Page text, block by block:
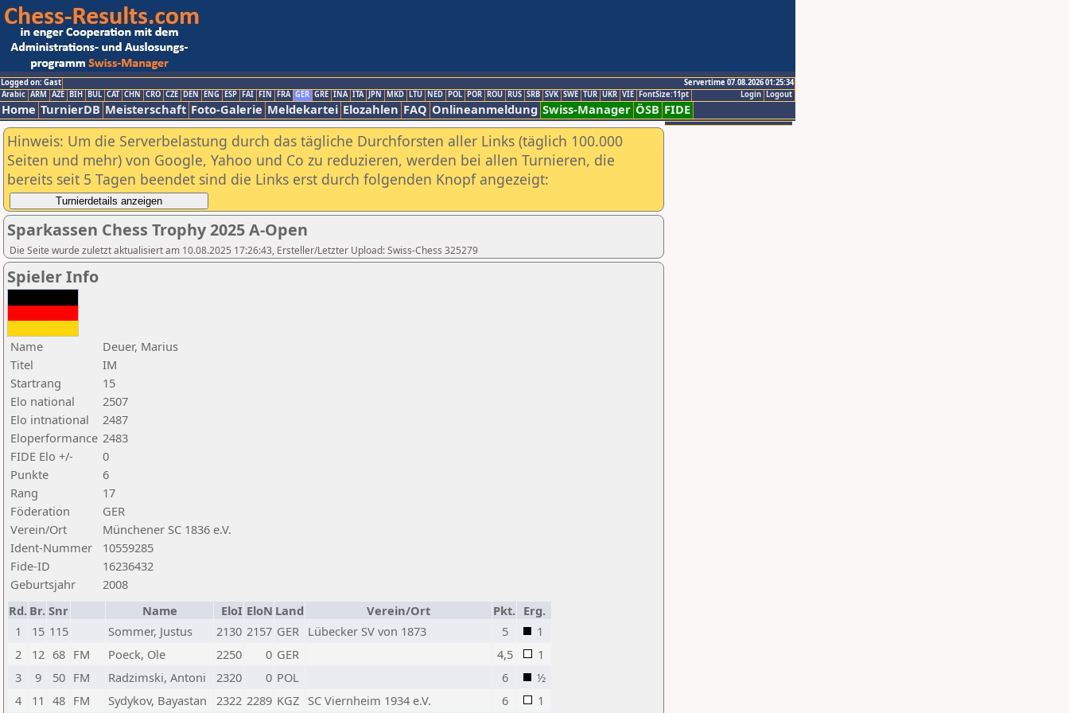
Logged on: Gast
Servertime 07.08.2026 01:25:34
Logout
Login
Arabic ARM AZE BIH BUL CAT CHN CRO CZE DEN ENG ESP FAI FIN FRA GER GRE INA ITA JPN MKD LTU NED POL POR ROU RUS SRB SVK SWE TUR UKR VIE FontSize:11pt
Home TurnierDB Meisterschaft Foto-Galerie Meldekartei Elozahlen FAQ Onlineanmeldung Swiss-Manager ÖSB FIDE
Hinweis: Um die Serverbelastung durch das tägliche Durchforsten aller Links (täglich 100.000
Seiten und mehr) von Google, Yahoo und Co zu reduzieren, werden bei allen Turnieren, die
bereits seit 5 Tagen beendet sind die Links erst durch folgenden Knopf angezeigt:
Sparkassen Chess Trophy 2025 A-Open
Die Seite wurde zuletzt aktualisiert am 10.08.2025 17:26:43, Ersteller/Letzter Upload: Swiss-Chess 325279
Spieler Info
Name
Deuer, Marius
Titel
IM
Startrang
15
Elo national
2507
Elo intnational
2487
Eloperformance 2483
FIDE Elo +/-
0
Punkte
6
Rang
17
Föderation
GER
Verein/Ort
Münchener SC 1836 e.V.
Ident-Nummer
10559285
Fide-ID
16236432
Geburtsjahr
2008
Rd. Br. Snr Name EloI EloN Land Verein/Ort Pkt. Erg.
1
15 115 Sommer, Justus 2130 2157 GER Lübecker SV von 1873 5
1
2
12 68 FM Poeck, Ole 2250 0 GER 4,5
1
3
9 50 FM Radzimski, Antoni 2320 0 POL 6
½
4
11 48 FM Sydykov, Bayastan 2322 2289 KGZ SC Viernheim 1934 e.V. 6 1